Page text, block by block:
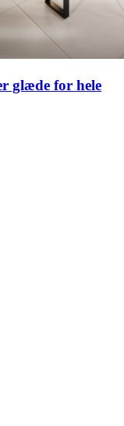
glæde for hele